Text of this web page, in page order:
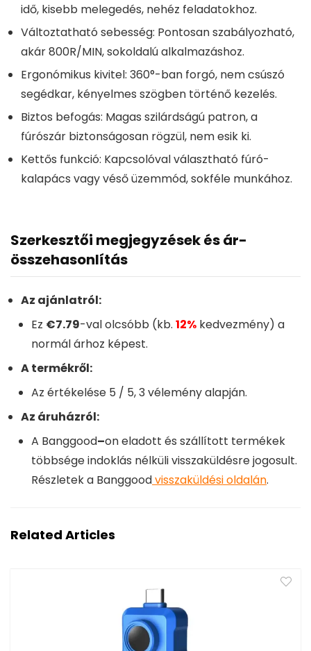
idő, kisebb melegedés, nehéz feladatokhoz.
Változtatható sebesség: Pontosan szabályozható,
akár 800R/MIN, sokoldalú alkalmazáshoz.
Ergonómikus kivitel: 360°-ban forgó, nem csúszó
segédkar, kényelmes szögben történő kezelés.
Biztos befogás: Magas szilárdságú patron, a
fúrószár biztonságosan rögzül, nem esik ki.
Kettős funkció: Kapcsolóval választható fúró-
kalapács vagy véső üzemmód, sokféle munkához.
Szerkesztői megjegyzések és ár-
összehasonlítás
Az ajánlatról:
Ez €7.79-val olcsóbb (kb. 12% kedvezmény) a
normál árhoz képest.
A termékről:
Az értékelése 5 / 5,3vélemény alapján.
Az áruházról:
A Banggood–on eladott és szállított termékek
többsége indoklás nélküli visszaküldésre jogosult.
Részletek a Banggoodvisszaküldési oldalán.
Related Articles